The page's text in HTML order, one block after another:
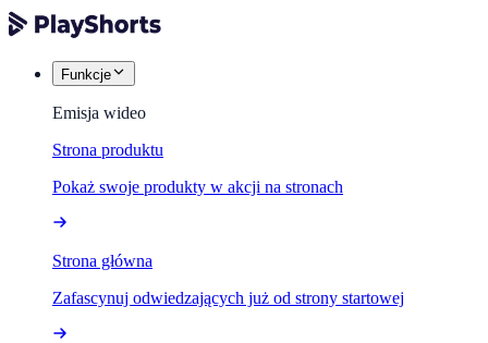
Funkcje
Emisja wideo
Strona produktu
Pokaż swoje produkty w akcji na stronach
Strona główna
Zafascynuj odwiedzających już od strony startowej